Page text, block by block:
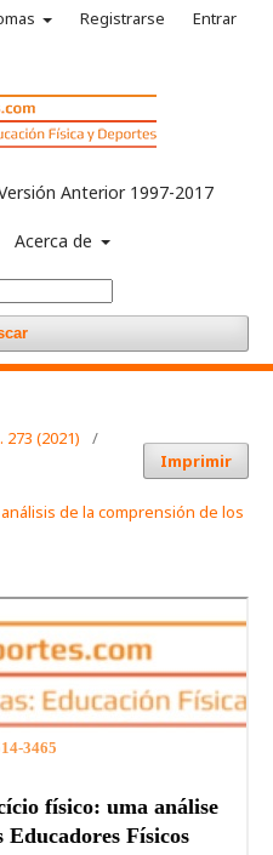
Anterior 1997-2017
Acerca de
Registrarse Entrar
273 (2021)
/
Imprimir
de la comprensión de los